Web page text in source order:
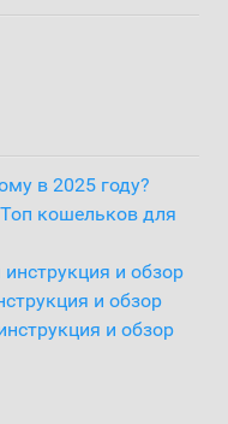
в 2025 году?
кошельков для
и обзор
и обзор
и обзор